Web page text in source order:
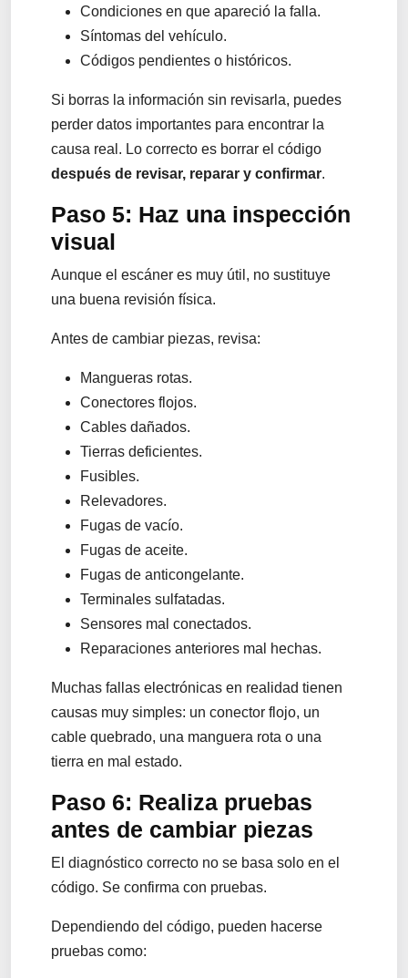
Condiciones en que apareció la falla.
Síntomas del vehículo.
Códigos pendientes o históricos.
Si borras la información sin revisarla, puedes
perder datos importantes para encontrar la
causa real. Lo correcto es borrar el código
después de revisar, reparar y confirmar.
Paso 5: Haz una inspección
visual
Aunque el escáner es muy útil, no sustituye
una buena revisión física.
Antes de cambiar piezas, revisa:
Mangueras rotas.
Conectores flojos.
Cables dañados.
Tierras deficientes.
Fusibles.
Relevadores.
Fugas de vacío.
Fugas de aceite.
Fugas de anticongelante.
Terminales sulfatadas.
Sensores mal conectados.
Reparaciones anteriores mal hechas.
Muchas fallas electrónicas en realidad tienen
causas muy simples: un conector flojo, un
cable quebrado, una manguera rota o una
tierra en mal estado.
Paso 6: Realiza pruebas
antes de cambiar piezas
El diagnóstico correcto no se basa solo en el
código. Se confirma con pruebas.
Dependiendo del código, pueden hacerse
pruebas como: